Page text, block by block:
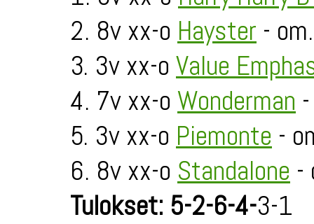
2. 8v xx-o Hayster -
3. 3v xx-o Value
4. 7v xx-o Wonderman
5. 3v xx-o Piemonte -
6. 8v xx-o Standalone -
Tulokset: 5-2-6-4-3-1